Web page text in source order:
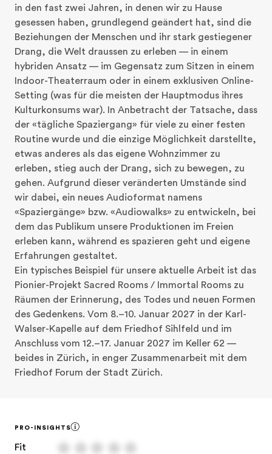
in den fast zwei Jahren, in denen wir zu Hause
gesessen haben, grundlegend geändert hat, sind die
Beziehungen der Menschen und ihr stark gestiegener
Drang, die Welt draussen zu erleben — in einem
hybriden Ansatz — im Gegensatz zum Sitzen in einem
Indoor-Theaterraum oder in einem exklusiven Online-
Setting (was für die meisten der Hauptmodus ihres
Kulturkonsums war). In Anbetracht der Tatsache, dass
der «tägliche Spaziergang» für viele zu einer festen
Routine wurde und die einzige Möglichkeit darstellte,
etwas anderes als das eigene Wohnzimmer zu
erleben, stieg auch der Drang, sich zu bewegen, zu
gehen. Aufgrund dieser veränderten Umstände sind
wir dabei, ein neues Audioformat namens
«Spaziergänge» bzw. «Audiowalks» zu entwickeln, bei
dem das Publikum unsere Produktionen im Freien
erleben kann, während es spazieren geht und eigene
Erfahrungen gestaltet.
Ein typisches Beispiel für unsere aktuelle Arbeit ist das
Pionier-Projekt Sacred Rooms / Immortal Rooms zu
Räumen der Erinnerung, des Todes und neuen Formen
des Gedenkens. Vom 8.–10. Januar 2027 in der Karl-
Walser-Kapelle auf dem Friedhof Sihlfeld und im
Anschluss vom 12.–17. Januar 2027 im Keller 62 —
beides in Zürich, in enger Zusammenarbeit mit dem
Friedhof Forum der Stadt Zürich.
PRO-INSIGHTS
Fit